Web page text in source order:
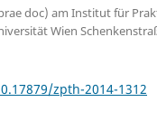
doc) am Institut für
Wien
zpth-2014-1312